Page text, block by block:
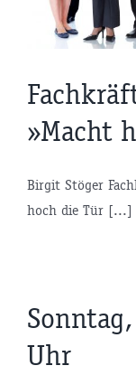
»Macht
Birgit Stöger
hoch die Tür [...]
Uhr